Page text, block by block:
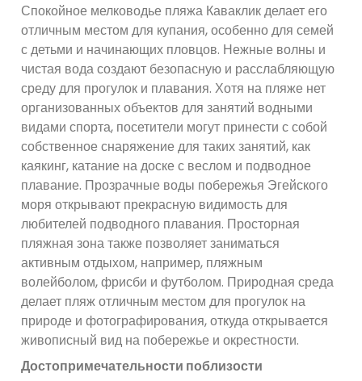
Спокойное мелководье пляжа Каваклик делает его
отличным местом для купания, особенно для семей
с детьми и начинающих пловцов. Нежные волны и
чистая вода создают безопасную и расслабляющую
среду для прогулок и плавания. Хотя на пляже нет
организованных объектов для занятий водными
видами спорта, посетители могут принести с собой
собственное снаряжение для таких занятий, как
каякинг, катание на доске с веслом и подводное
плавание. Прозрачные воды побережья Эгейского
моря открывают прекрасную видимость для
любителей подводного плавания. Просторная
пляжная зона также позволяет заниматься
активным отдыхом, например, пляжным
волейболом, фрисби и футболом. Природная среда
делает пляж отличным местом для прогулок на
природе и фотографирования, откуда открывается
живописный вид на побережье и окрестности.
Достопримечательности поблизости